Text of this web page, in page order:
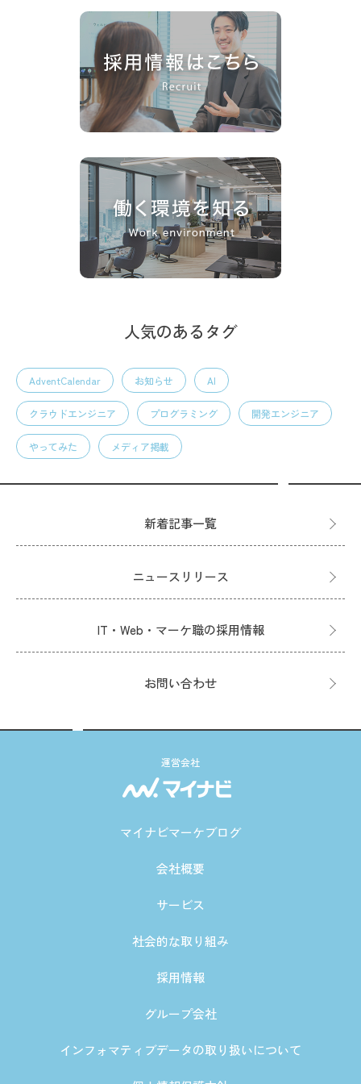
人気のあるタグ
AdventCalendar お知らせ AI
クラウドエンジニア プログラミング 開発エンジニア
やってみた メディア掲載
新着記事一覧
ニュースリリース
IT・Web・マーケ職の採用情報
お問い合わせ
運営会社
マイナビマーケブログ
会社概要
サービス
社会的な取り組み
採用情報
グループ会社
インフォマティブデータの取り扱いについて